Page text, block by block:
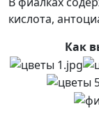
кислота,
Как